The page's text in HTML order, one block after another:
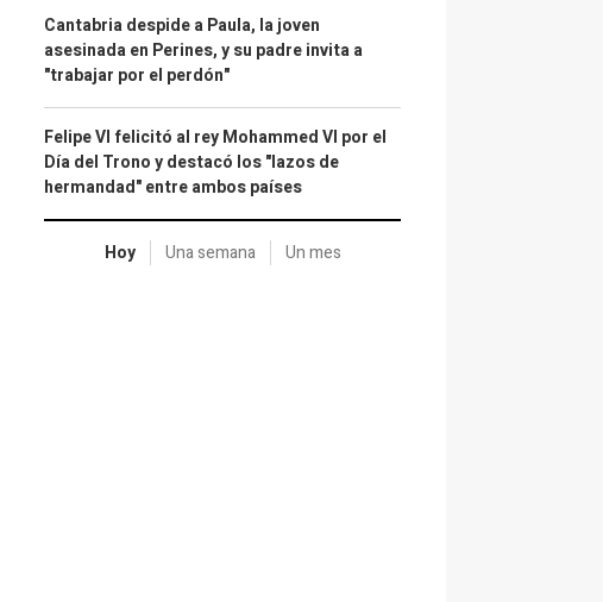
Cantabria despide a Paula, la joven
asesinada en Perines, y su padre invita a
"trabajar por el perdón"
Felipe VI felicitó al rey Mohammed VI por el
Día del Trono y destacó los "lazos de
hermandad" entre ambos países
Hoy Una semana Un mes